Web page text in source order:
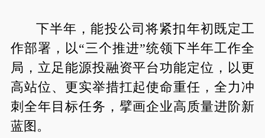
下半年，能投公司将紧扣年初既定工
作部署，以“三个推进”统领下半年工作全
局，立足能源投融资平台功能定位，以更
高站位、更实举措扛起使命重任，全力冲
刺全年目标任务，擘画企业高质量进阶新
蓝图。